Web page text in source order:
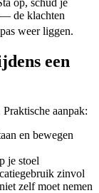
— de klachten
weer liggen.
een
aanpak:
en bewegen
je stoel
zinvol
zelf moet nemen